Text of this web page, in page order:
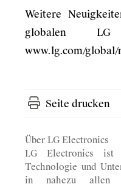
Weitere
globalen
www.lg.com/
Seite drucken
Über LG Electronics
LG Electronics
Technologie und
in nahezu allen